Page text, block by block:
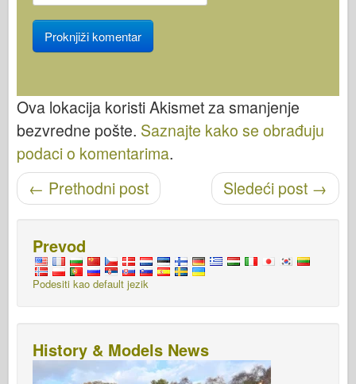
Ova lokacija koristi Akismet za smanjenje
bezvredne pošte. Saznajte kako se obrađuju
podaci o komentarima.
Objavi navigaciju Sledeći post →
← Prethodni post
Prevod
Podesiti kao default jezik
History & Models News